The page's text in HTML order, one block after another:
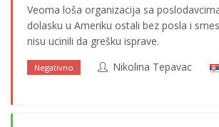
Veoma loša organizacija sa
dolasku u Ameriku ostali bez posla i
nisu ucinili da grešku isprave.
Negativno Nikolina Tepavac